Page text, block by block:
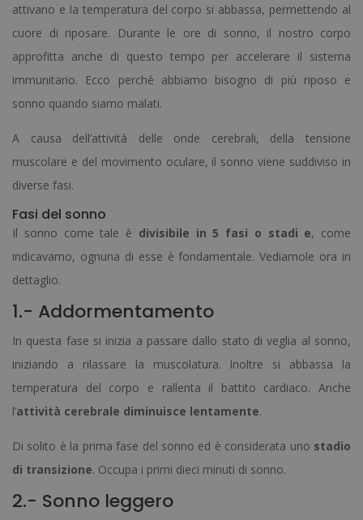
attivano e la temperatura del corpo si abbassa, permettendo al
cuore di riposare. Durante le ore di sonno, il nostro corpo
approfitta anche di questo tempo per accelerare il sistema
immunitario. Ecco perché abbiamo bisogno di più riposo e
sonno quando siamo malati.
A causa dell’attività delle onde cerebrali, della tensione
muscolare e del movimento oculare, il sonno viene suddiviso in
diverse fasi.
Fasi del sonno
Il sonno come tale è divisibile in 5 fasi o stadi e, come
indicavamo, ognuna di esse è fondamentale. Vediamole ora in
dettaglio.
1.- Addormentamento
In questa fase si inizia a passare dallo stato di veglia al sonno,
iniziando a rilassare la muscolatura. Inoltre si abbassa la
temperatura del corpo e rallenta il battito cardiaco. Anche
l’attività cerebrale diminuisce lentamente.
Di solito è la prima fase del sonno ed è considerata uno stadio
di transizione. Occupa i primi dieci minuti di sonno.
2.- Sonno leggero